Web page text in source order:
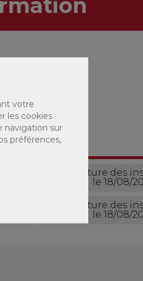
Ouverture des
le 18/08/
Ouverture des
le 18/08/
votre
les cookies
navigation sur
préférences,